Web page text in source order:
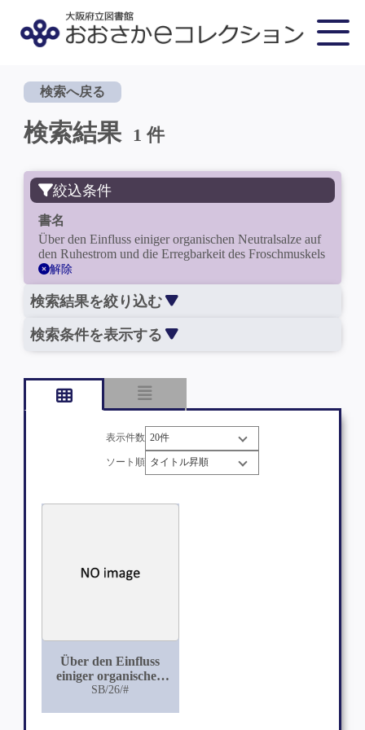
検索へ戻る
検索結果 1 件
絞込条件
書名
Über den Einfluss einiger organischen Neutralsalze auf
den Ruhestrom und die Erregbarkeit des Froschmuskels
解除
検索結果を絞り込む
検索条件を表示する
表示件数
ソート順
Über den Einfluss
einiger organischen
Neutralsalze auf den
SB/26/#